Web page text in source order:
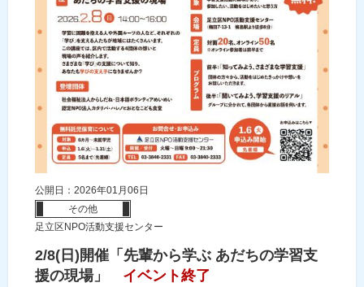
公開日：2026年01月06日
その他
足立区NPO活動支援センター
2/8(日)開催「先輩から学ぶ あだちの学習支
援の現場」
イベント終了